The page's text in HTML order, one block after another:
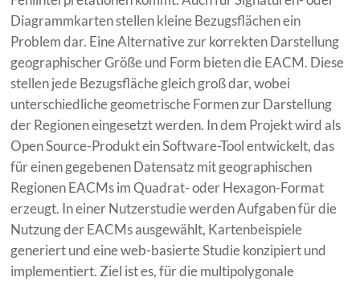
Diagrammkarten stellen kleine Bezugsflächen ein
Problem dar. Eine Alternative zur korrekten Darstellung
geographischer Größe und Form bieten die EACM. Diese
stellen jede Bezugsfläche gleich groß dar, wobei
unterschiedliche geometrische Formen zur Darstellung
der Regionen eingesetzt werden. In dem Projekt wird als
Open Source-Produkt ein Software-Tool entwickelt, das
für einen gegebenen Datensatz mit geographischen
Regionen EACMs im Quadrat- oder Hexagon-Format
erzeugt. In einer Nutzerstudie werden Aufgaben für die
Nutzung der EACMs ausgewählt, Kartenbeispiele
generiert und eine web-basierte Studie konzipiert und
implementiert. Ziel ist es, für die multipolygonale